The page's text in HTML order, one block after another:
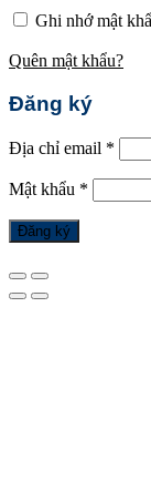
Ghi nhớ mật
Quên mật khẩu?
Đăng ký
Địa chỉ email *
Mật khẩu *
Đăng ký